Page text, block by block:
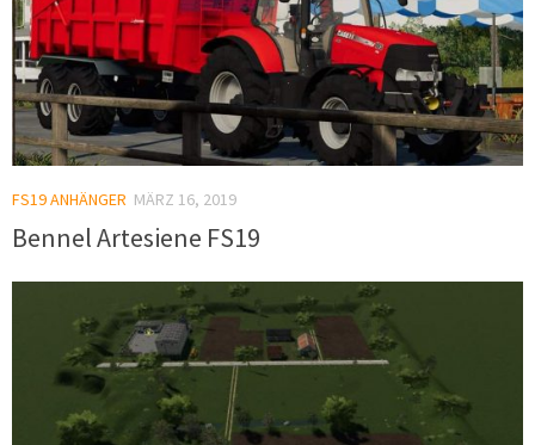
FS19 ANHÄNGER MÄRZ 16, 2019
Bennel Artesiene FS19